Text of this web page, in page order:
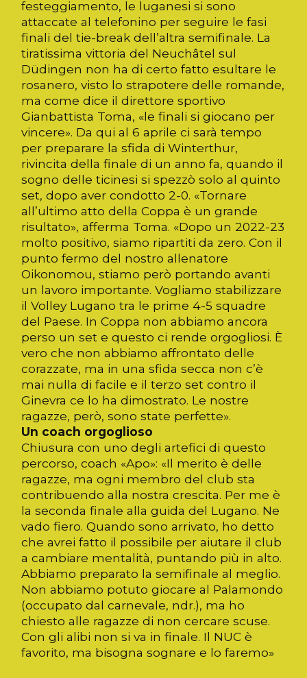
festeggiamento, le luganesi si sono
attaccate al telefonino per seguire le fasi
finali del tie-break dell’altra semifinale. La
tiratissima vittoria del Neuchâtel sul
Düdingen non ha di certo fatto esultare le
rosanero, visto lo strapotere delle romande,
ma come dice il direttore sportivo
Gianbattista Toma, «le finali si giocano per
vincere». Da qui al 6 aprile ci sarà tempo
per preparare la sfida di Winterthur,
rivincita della finale di un anno fa, quando il
sogno delle ticinesi si spezzò solo al quinto
set, dopo aver condotto 2-0. «Tornare
all’ultimo atto della Coppa è un grande
risultato», afferma Toma. «Dopo un 2022-23
molto positivo, siamo ripartiti da zero. Con il
punto fermo del nostro allenatore
Oikonomou, stiamo però portando avanti
un lavoro importante. Vogliamo stabilizzare
il Volley Lugano tra le prime 4-5 squadre
del Paese. In Coppa non abbiamo ancora
perso un set e questo ci rende orgogliosi. È
vero che non abbiamo affrontato delle
corazzate, ma in una sfida secca non c’è
mai nulla di facile e il terzo set contro il
Ginevra ce lo ha dimostrato. Le nostre
ragazze, però, sono state perfette».
Un coach orgoglioso
Chiusura con uno degli artefici di questo
percorso, coach «Apo»: «Il merito è delle
ragazze, ma ogni membro del club sta
contribuendo alla nostra crescita. Per me è
la seconda finale alla guida del Lugano. Ne
vado fiero. Quando sono arrivato, ho detto
che avrei fatto il possibile per aiutare il club
a cambiare mentalità, puntando più in alto.
Abbiamo preparato la semifinale al meglio.
Non abbiamo potuto giocare al Palamondo
(occupato dal carnevale, ndr.), ma ho
chiesto alle ragazze di non cercare scuse.
Con gli alibi non si va in finale. Il NUC è
favorito, ma bisogna sognare e lo faremo»